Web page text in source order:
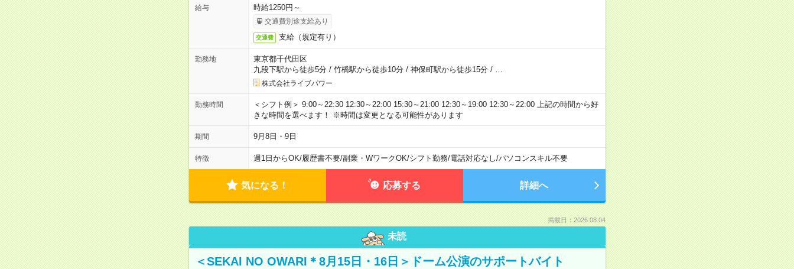
給与 時給1250円～
交通費別途支給あり
交通費 支給（規定有り）
勤務地
東京都千代田区
九段下駅から徒歩5分/ 竹橋駅から徒歩10分/ 神保町駅から徒歩15分/ …
株式会社ライブパワー
勤務時間
＜シフト例＞ 9:00～22:30 12:30～22:00 15:30～21:00 12:30～19:00 12:30～22:00 上記の時間から好
きな時間を選べます！ ※時間は変更となる可能性があります
期間 9月8日・9日
特徴 週1日からOK/履歴書不要/副業・WワークOK/シフト勤務/電話対応なし/パソコンスキル不要
気になる！ 応募する 詳細へ
掲載日：2026.08.04
未読
＜SEKAI NO OWARI＊8月15日・16日＞ドーム公演のサポートバイト